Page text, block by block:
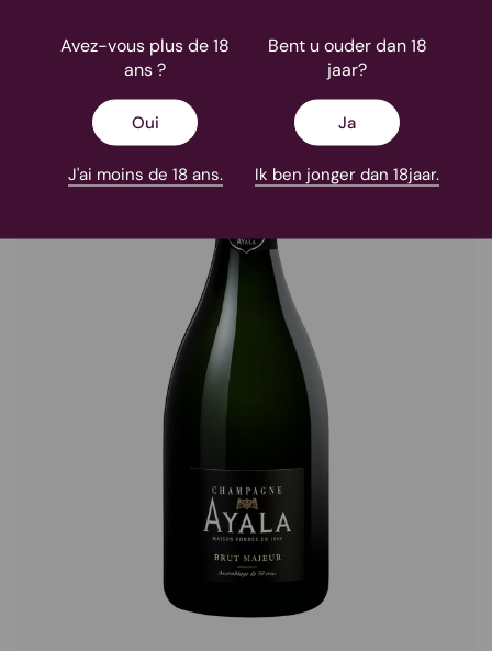
Avez-vous plus de 18
ans ?
Oui
J'ai moins de 18 ans.
Bent u ouder dan 18
jaar?
Ja
Ik ben jonger dan 18jaar.